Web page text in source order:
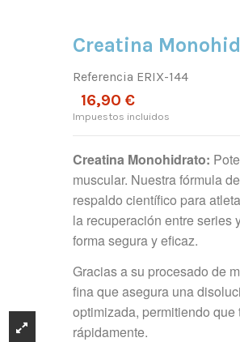
Creatina
Referencia ERIX-144
16,90 €
Impuestos incluidos
Creatina Monohidrato:
muscular. Nuestra fórmula
respaldo científico para
la recuperación entre series
forma segura y eficaz.
Gracias a su procesado de
fina que asegura una
optimizada, permitiendo
rápidamente.